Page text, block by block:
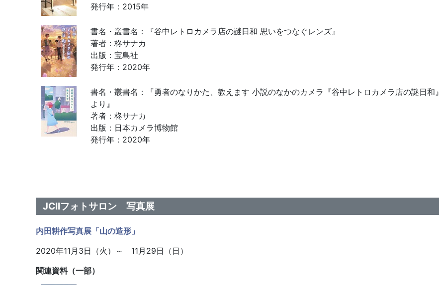
発行年：2015年
書名・叢書名：『谷中レトロカメラ店の謎日和 思いをつなぐレンズ』
著者：柊サナカ
出版：宝島社
発行年：2020年
書名・叢書名：『勇者のなりかた、教えます 小説のなかのカメラ『谷中レトロカメラ店の謎日和』
より』
著者：柊サナカ
出版：日本カメラ博物館
発行年：2020年
JCIIフォトサロン 写真展
内田耕作写真展「山の造形」
2020年11月3日（火）～ 11月29日（日）
関連資料（一部）